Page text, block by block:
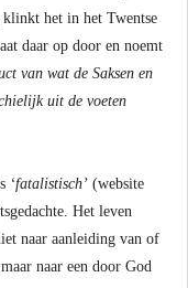
klinkt het in het Twentse
daar op door en noemt
van wat de Saksen en
uit de voeten
‘fatalistisch’ (website
Het leven
naar aanleiding van of
naar een door God